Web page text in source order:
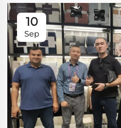
10
Sep